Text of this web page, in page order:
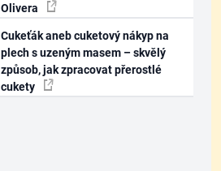
Olivera
Cukeťák aneb cuketový nákyp na
plech s uzeným masem – skvělý
způsob, jak zpracovat přerostlé
cukety